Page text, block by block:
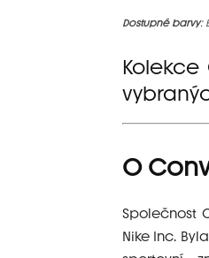
Dostupné barvy:
O
Společnost
Nike Inc.